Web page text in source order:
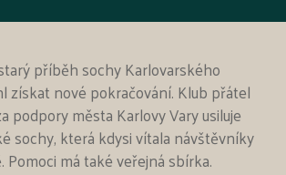
příběh sochy Karlovarského
získat nové pokračování. Klub přátel
podpory města Karlovy Vary usiluje
sochy, která kdysi vítala návštěvníky
Pomoci má také veřejná sbírka.